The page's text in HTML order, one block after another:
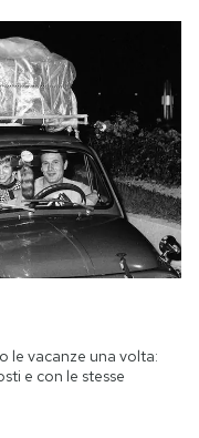
le vacanze una volta:
e con le stesse